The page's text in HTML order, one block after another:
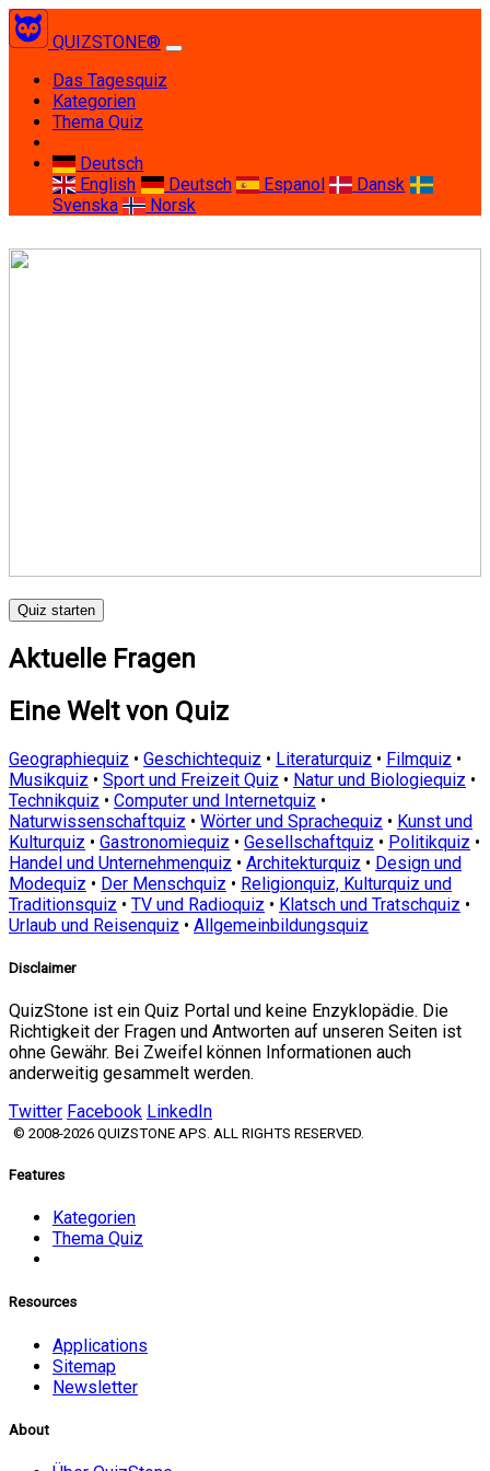
QUIZSTONE®
Das Tagesquiz
Kategorien
Thema Quiz
Deutsch
English
Deutsch Espanol
Dansk
Svenska
Norsk
Quiz starten
Aktuelle Fragen
Eine Welt von Quiz
Geographiequiz • Geschichtequiz • Literaturquiz • Filmquiz •
Musikquiz • Sport und Freizeit Quiz • Natur und Biologiequiz •
Technikquiz • Computer und Internetquiz •
Naturwissenschaftquiz • Wörter und Sprachequiz • Kunst und
Kulturquiz • Gastronomiequiz • Gesellschaftquiz • Politikquiz •
Handel und Unternehmenquiz • Architekturquiz • Design und
Modequiz • Der Menschquiz • Religionquiz, Kulturquiz und
Traditionsquiz • TV und Radioquiz • Klatsch und Tratschquiz •
Urlaub und Reisenquiz • Allgemeinbildungsquiz
Disclaimer
QuizStone ist ein Quiz Portal und keine Enzyklopädie. Die
Richtigkeit der Fragen und Antworten auf unseren Seiten ist
ohne Gewähr. Bei Zweifel können Informationen auch
anderweitig gesammelt werden.
Twitter Facebook LinkedIn
© 2008-2026 QUIZSTONE APS. ALL RIGHTS RESERVED.
Features
Kategorien
Thema Quiz
Resources
Applications
Sitemap
Newsletter
About